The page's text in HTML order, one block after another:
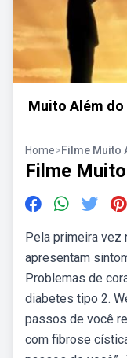
Muito Além
Home>Filme Muito
Filme
Pela primeira vez
apresentam
Problemas de
diabetes tipo 2.
passos de você
com fibrose